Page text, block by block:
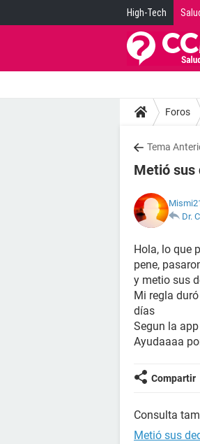
High-Tech
Foros
Tema
Metió sus
Dr.
Hola, lo que
pene,
y metio sus
Mi regla
días
Segun la
Ayudaaaa
Compartir
Consulta
Metió sus